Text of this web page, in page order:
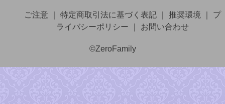
ご注意 特定商取引法に基づく表記 推奨環境
プ
ライバシーポリシー
お問い合わせ
©ZeroFamily